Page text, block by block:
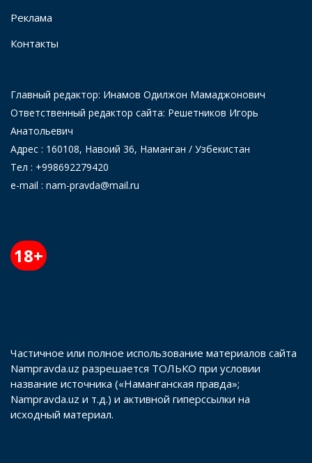
Реклама
Контакты
Главный редактор: Инамов Одилжон Мамаджонович
Ответственный редактор сайта: Решетников Игорь
Анатольевич
Адрес : 160108, Навоий 36, Наманган / Узбекистан
Тел : +998692279420
e-mail : nam-pravda@mail.ru
18+
Частичное или полное использование материалов сайта
Nampravda.uz разрешается ТОЛЬКО при условии
название источника («Наманганская правда»;
Nampravda.uz и т.д.) и активной гиперссылки на
исходный материал.